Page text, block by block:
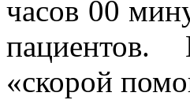
часов 00
пациентов.
«скорой